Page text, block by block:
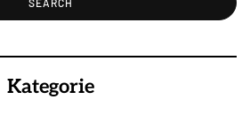
Kategorie